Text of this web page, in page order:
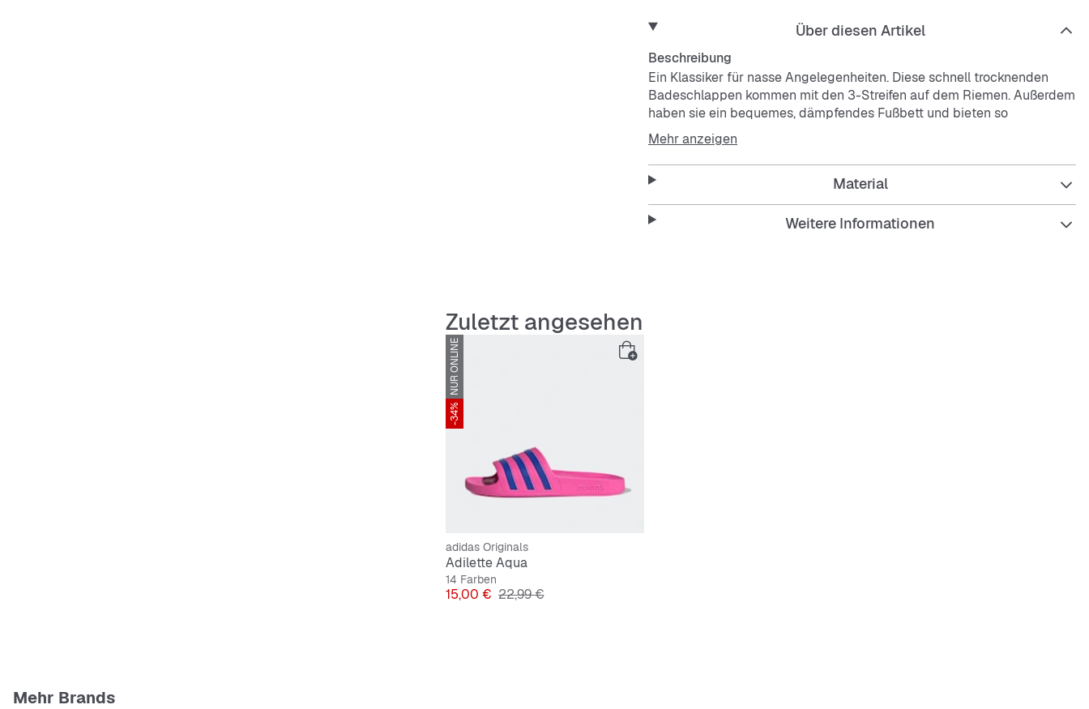
Über diesen Artikel
Beschreibung
Ein Klassiker für nasse Angelegenheiten. Diese schnell trocknenden
Badeschlappen kommen mit den 3-Streifen auf dem Riemen. Außerdem
haben sie ein bequemes, dämpfendes Fußbett und bieten so
ultimativen Komfort für Dusche, Schwimmbad, Umkleide und Freizeit.
Features:
Einteiliger Synthetikriemen
Mehr anzeigen
Material
Weitere Informationen
Zuletzt angesehen
NUR ONLINE
-34%
adidas Originals
Adilette Aqua
14 Farben
Preis
15,00 € Originalpreis
22,99 €
Mehr Brands